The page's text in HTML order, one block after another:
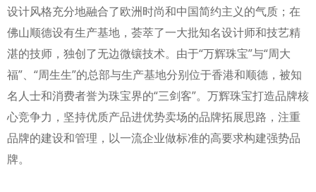
设计风格充分地融合了欧洲时尚和中国简约主义的气质；在
佛山顺德设有生产基地，荟萃了一大批知名设计师和技艺精
湛的技师，独创了无边微镶技术。由于“万辉珠宝”与“周大
福”、“周生生”的总部与生产基地分别位于香港和顺德，被知
名人士和消费者誉为珠宝界的“三剑客”。万辉珠宝打造品牌核
心竞争力，坚持优质产品进优势卖场的品牌拓展思路，注重
品牌的建设和管理，以一流企业做标准的高要求构建强势品
牌。